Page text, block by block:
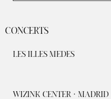
CONCERTS
LES ILLES MEDES
WIZINK CENTER · MADRID